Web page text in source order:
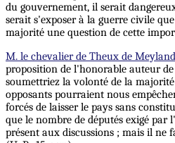
du gouvernement, il serait
serait s'exposer à la guerre civile
majorité une question de cette
M. le chevalier de Theux de
proposition de l'honorable auteur
soumettriez la volonté de la
opposants pourraient nous
forcés de laisser le pays sans
que le nombre de députés exigé
présent aux discussions ; mais il ne